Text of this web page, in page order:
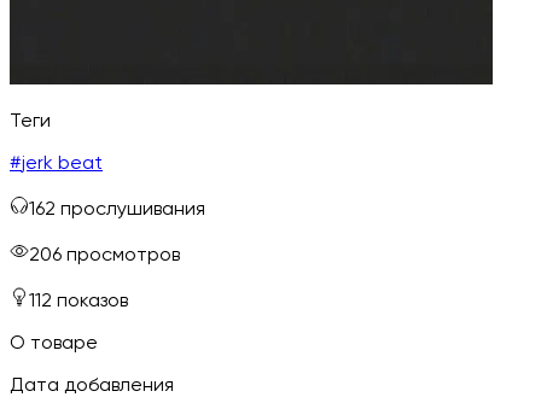
Теги
#jerk beat
162 прослушивания
206 просмотров
112 показов
О товаре
Дата добавления